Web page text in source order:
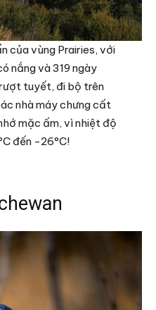
của vùng Prairies, với
nắng và 319 ngày
tuyết, đi bộ trên
nhà máy chưng cất
mặc ấm, vì nhiệt độ
đến -26°C!